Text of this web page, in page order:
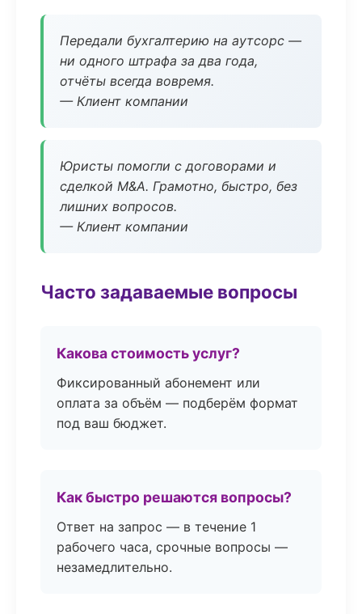
Передали бухгалтерию на аутсорс —
ни одного штрафа за два года,
отчёты всегда вовремя.
— Клиент компании
Юристы помогли с договорами и
сделкой M&A. Грамотно, быстро, без
лишних вопросов.
— Клиент компании
Часто задаваемые вопросы
Какова стоимость услуг?
Фиксированный абонемент или
оплата за объём — подберём формат
под ваш бюджет.
Как быстро решаются вопросы?
Ответ на запрос — в течение 1
рабочего часа, срочные вопросы —
незамедлительно.